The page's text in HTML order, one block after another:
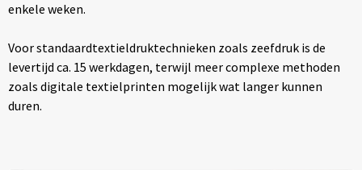
enkele weken.
Voor standaardtextieldruktechnieken zoals zeefdruk is de
levertijd ca. 15 werkdagen, terwijl meer complexe methoden
zoals digitale textielprinten mogelijk wat langer kunnen
duren.